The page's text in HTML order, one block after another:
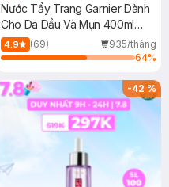
Nước Tẩy Trang Garnier Dành
Cho Da Dầu Và Mụn 400ml
(Mới)
4.9 (69)
935/tháng
64%
-42%